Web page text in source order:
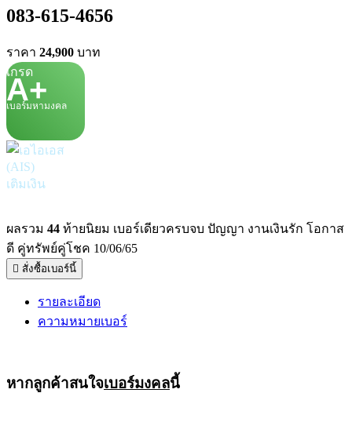
083-615-4656
ราคา 24,900 บาท
เกรด
A+
เบอร์มหามงคล
เติมเงิน
ผลรวม 44 ท้ายนิยม เบอร์เดียวครบจบ ปัญญา งานเงินรัก โอกาส
ดี คู่ทรัพย์คู่โชค 10/06/65
สั่งซื้อเบอร์นี้
รายละเอียด
ความหมายเบอร์
หากลูกค้าสนใจเบอร์มงคลนี้